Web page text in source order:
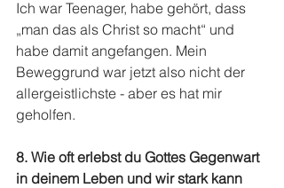
Ich war Teenager, habe gehört, dass
„man das als Christ so macht“ und
habe damit angefangen. Mein
Beweggrund war jetzt also nicht der
allergeistlichste - aber es hat mir
geholfen.
8. Wie oft erlebst du Gottes Gegenwart
in deinem Leben und wir stark kann